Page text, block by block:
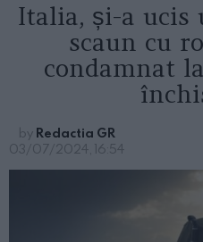
Italia, și-a
scaun cu
condamnat
by Redactia GR
03/07/2024, 16:54